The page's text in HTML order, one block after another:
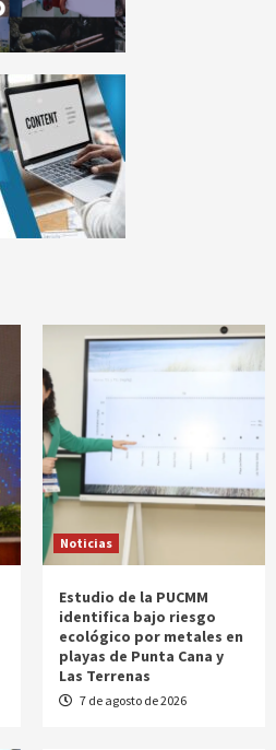
Noticias
Estudio de la PUCMM
identifica bajo riesgo
ecológico por metales en
playas de Punta Cana y
Las Terrenas
7 de agosto de 2026